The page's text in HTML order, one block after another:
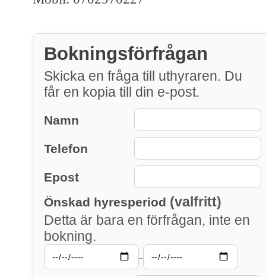
Bokningsförfrågan
Skicka en fråga till uthyraren. Du
får en kopia till din e-post.
Namn
Telefon
Epost
Önskad hyresperiod (valfritt)
Detta är bara en förfrågan, inte en
bokning.
–